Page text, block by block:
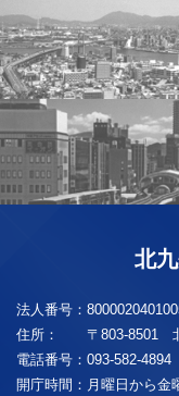
北
法人番号：
住所：
〒803-8501
電話番号： 093-582-4894
開庁時間： 月曜日から金